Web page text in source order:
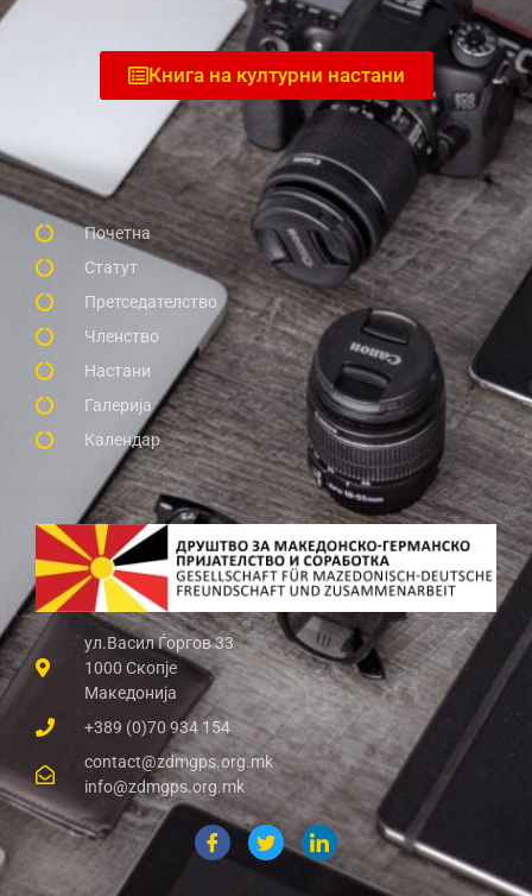
ул.Васил Ѓоргов 33
1000 Скопје
Македонија
+389 (0)70 934 154
contact@zdmgps.org.mk
info@zdmgps.org.mk
Почетна
Статут
Претседателство
Членство
Настани
Галерија
Календар
Книга на културни настани